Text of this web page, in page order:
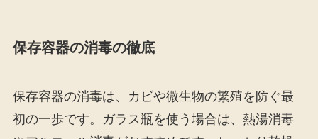
保存容器の消毒の徹底
保存容器の消毒は、カビや微生物の繁殖を防ぐ最
初の一歩です。ガラス瓶を使う場合は、熱湯消毒